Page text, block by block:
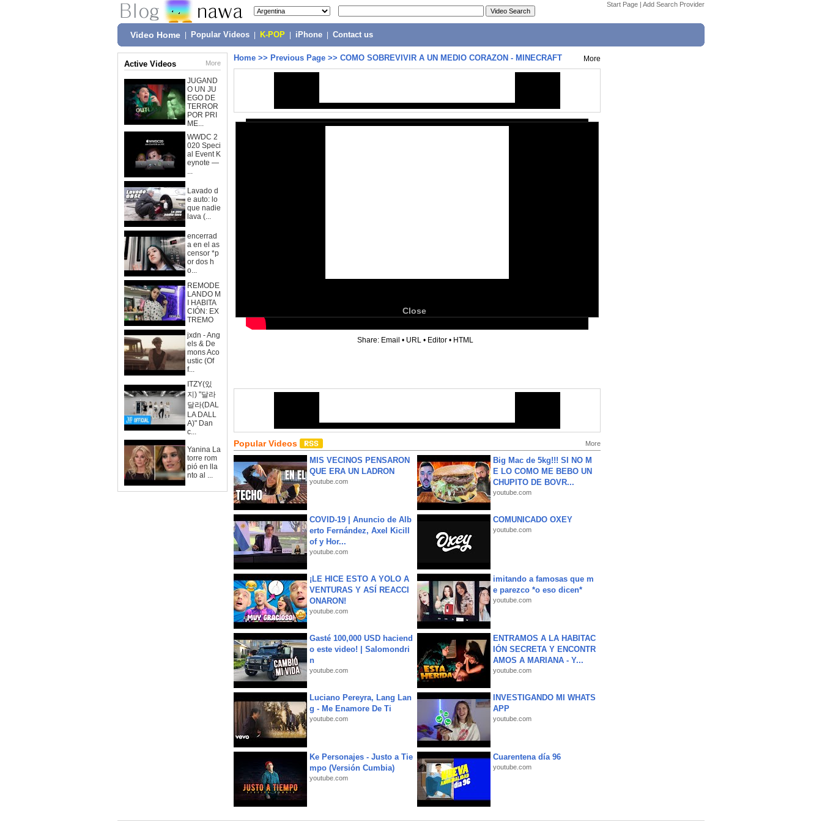
Start Page | Add Search Provider
Video Home Popular Videos K-POP iPhone Contact us
Active Videos More
JUGAND
O UN JU
EGO DE
TERROR
POR PRI
ME...
WWDC 2
020 Speci
al Event K
eynote —
...
Lavado d
e auto: lo
que nadie
lava (...
encerrad
a en el as
censor *p
or dos h
o...
REMODE
LANDO M
I HABITA
CIÓN: EX
TREMO
jxdn - Ang
els & De
mons Aco
ustic (Of
f...
ITZY(있
지) "달라
달라(DAL
LA DALL
A)" Dan
c...
Yanina La
torre rom
pió en lla
nto al ...
Home >> Previous Page >> COMO SOBREVIVIR A UN MEDIO CORAZON - MINECRAFT More
Close
Share: Email • URL • Editor • HTML
Popular Videos More
MIS VECINOS PENSARON
QUE ERA UN LADRON
youtube.com
Big Mac de 5kg!!! SI NO M
E LO COMO ME BEBO UN
CHUPITO DE BOVR...
youtube.com
COVID-19 | Anuncio de Alb
erto Fernández, Axel Kicill
of y Hor...
youtube.com
COMUNICADO OXEY
youtube.com
¡LE HICE ESTO A YOLO A
VENTURAS Y ASÍ REACCI
ONARON!
youtube.com
imitando a famosas que m
e parezco *o eso dicen*
youtube.com
Gasté 100,000 USD haciend
o este video! | Salomondri
n
youtube.com
ENTRAMOS A LA HABITAC
IÓN SECRETA Y ENCONTR
AMOS A MARIANA - Y...
youtube.com
Luciano Pereyra, Lang Lan
g - Me Enamore De Ti
youtube.com
INVESTIGANDO MI WHATS
APP
youtube.com
Ke Personajes - Justo a Tie
mpo (Versión Cumbia)
youtube.com
Cuarentena día 96
youtube.com